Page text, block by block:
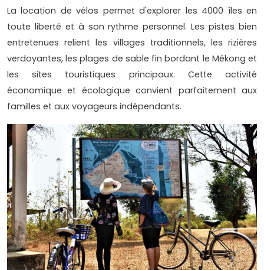
La location de vélos permet d'explorer les 4000 îles en
toute liberté et à son rythme personnel. Les pistes bien
entretenues relient les villages traditionnels, les rizières
verdoyantes, les plages de sable fin bordant le Mékong et
les sites touristiques principaux. Cette activité
économique et écologique convient parfaitement aux
familles et aux voyageurs indépendants.